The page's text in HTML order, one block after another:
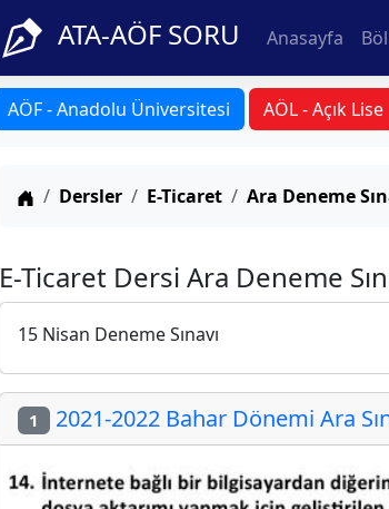
ATA-AÖF SORU Anasayfa
AÖF - Anadolu Üniversitesi AÖL - Açık Lise
Anasayfa
Dersler E-Ticaret Ara Deneme
E-Ticaret Dersi Ara Deneme
15 Nisan Deneme Sınavı
1 2021-2022 Bahar Dönemi Ara